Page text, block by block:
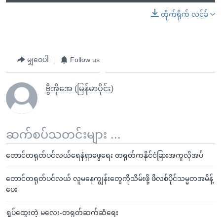
တိုက်ရိုက် လင့်ခ်
မျှဝေပါ Follow us
ဗွီအိုအေ (မြန်မာပိုင်း)
ဆက်စပ်သတင်းများ ...
တောင်တရုတ်ပင်လယ်ရေနံရှာဖွေရေး တရုတ်ကနိုင်ငံခြားအကူလိုအပ်
တောင်တရုတ်ပင်လယ် လူမနေကျွန်းတွေကိုသိမ်းဖို့ ဖိလစ်ပိုင်သမ္မတအမိန့်
ပေး
ရှုပ်ထွေးတဲ့ မလေး-တရုတ်ဆက်ဆံရေး